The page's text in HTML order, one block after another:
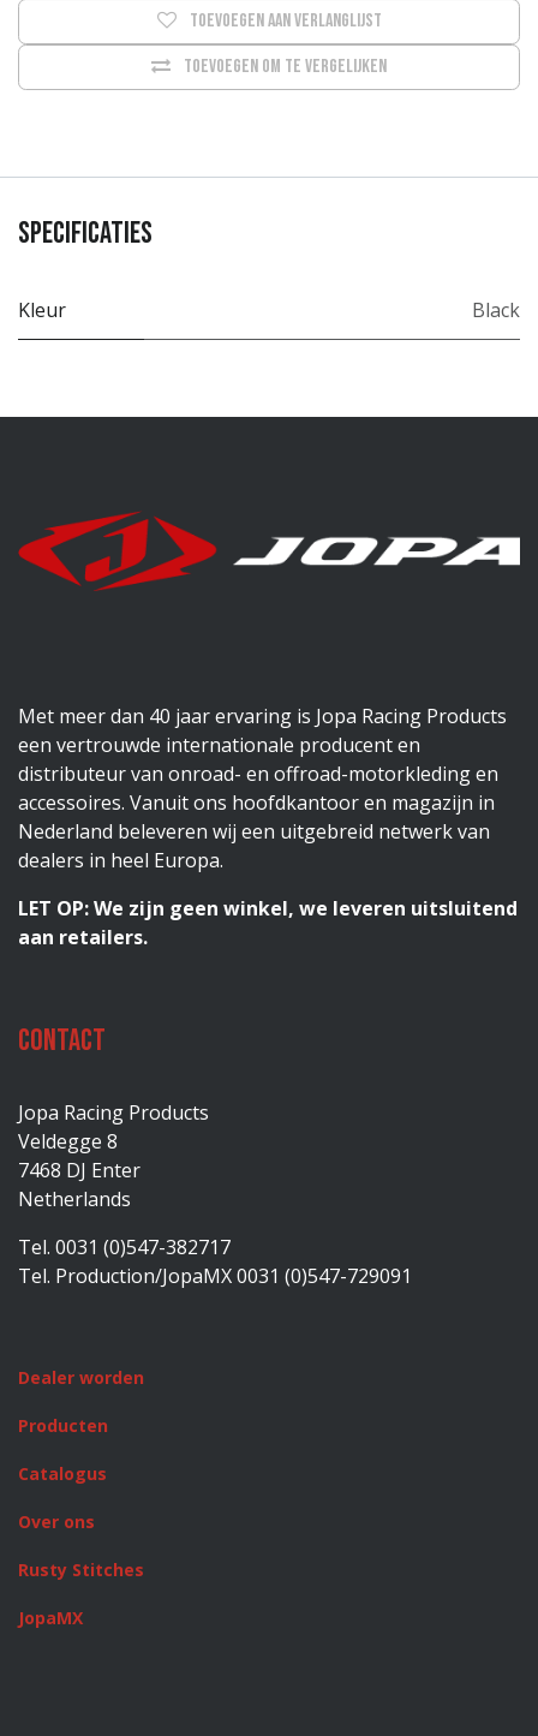
Toevoegen om te vergelijken
Toevoegen aan verlanglijst
Specificaties
Kleur Black
Met meer dan 40 jaar ervaring is Jopa Racing Products
een vertrouwde internationale producent en
distributeur van onroad- en offroad-motorkleding en
accessoires. Vanuit ons hoofdkantoor en magazijn in
Nederland beleveren wij een uitgebreid netwerk van
dealers in heel Europa.
LET OP: We zijn geen winkel, we leveren uitsluitend
aan retailers.
Contact
Jopa Racing Products
Veldegge 8
7468 DJ Enter
Netherlands
Tel. 0031 (0)547-382717
Tel. Production/JopaMX 0031 (0)547-729091
Dealer worden
Producten
Catalogus
Over ons
Rusty Stitches
JopaMX